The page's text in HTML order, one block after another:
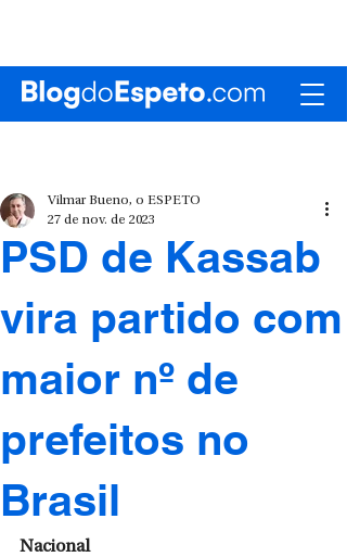
PSD de Kassab
vira partido com
maior nº de
prefeitos no
Brasil
Vilmar Bueno, o ESPETO
27 de nov. de 2023
Nacional